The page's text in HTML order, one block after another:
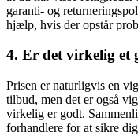
garanti- og
hjælp, hvis der opstår
4. Er det virkelig et
Prisen er naturligvis en
tilbud, men det er også
virkelig er godt.
forhandlere for at sikre